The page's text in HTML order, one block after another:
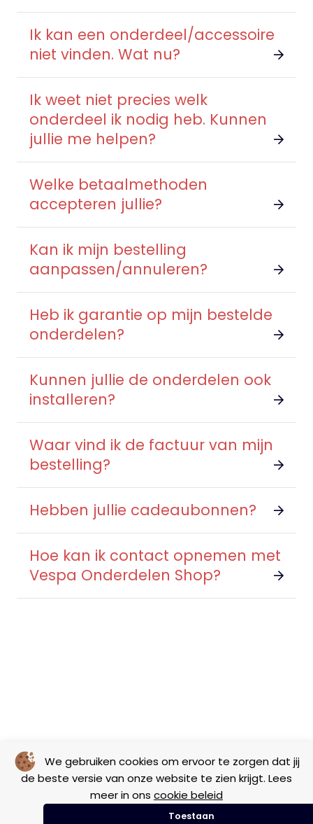
We gebruiken cookies om ervoor te zorgen dat jij
de beste versie van onze website te zien krijgt. Lees
meer in ons cookie beleid
Toestaan
Ik kan een onderdeel/accessoire
niet vinden. Wat nu?
Ik weet niet precies welk
onderdeel ik nodig heb. Kunnen
jullie me helpen?
Welke betaalmethoden
accepteren jullie?
Kan ik mijn bestelling
aanpassen/annuleren?
Heb ik garantie op mijn bestelde
onderdelen?
Kunnen jullie de onderdelen ook
installeren?
Waar vind ik de factuur van mijn
bestelling?
Hebben jullie cadeaubonnen?
Hoe kan ik contact opnemen met
Vespa Onderdelen Shop?